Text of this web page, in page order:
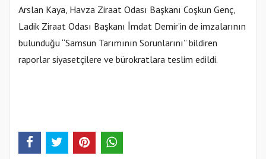
Arslan Kaya, Havza Ziraat Odası Başkanı Coşkun Genç,
Ladik Ziraat Odası Başkanı İmdat Demir’in de imzalarının
bulunduğu “Samsun Tarımının Sorunlarını” bildiren
raporlar siyasetçilere ve bürokratlara teslim edildi.